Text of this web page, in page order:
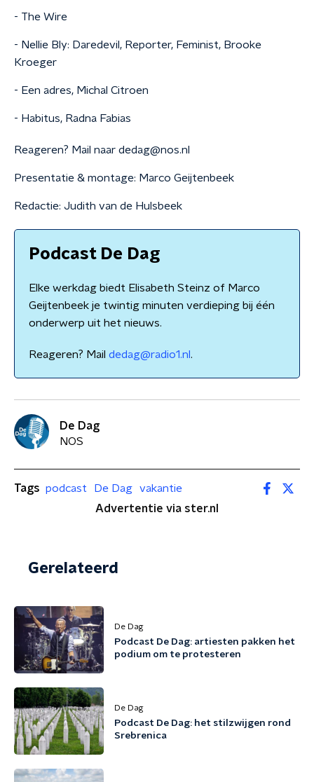
- The Wire
- Nellie Bly: Daredevil, Reporter, Feminist, Brooke
Kroeger
- Een adres, Michal Citroen
- Habitus, Radna Fabias
Reageren? Mail naar dedag@nos.nl
Presentatie & montage: Marco Geijtenbeek
Redactie: Judith van de Hulsbeek
Podcast De Dag
Elke werkdag biedt Elisabeth Steinz of Marco
Geijtenbeek je twintig minuten verdieping bij één
onderwerp uit het nieuws.
Reageren? Mail dedag@radio1.nl .
De Dag
NOS
Tags podcast De Dag
vakantie
Advertentie via ster.nl
Gerelateerd
De Dag
Podcast De Dag: artiesten pakken het
podium om te protesteren
De Dag
Podcast De Dag: het stilzwijgen rond
Srebrenica